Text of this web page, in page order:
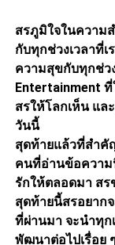
สรภูมิใจในความ
กับทุกช่วงเวลาที่
ความสุขกับทุกช่ว
Entertainment
สรให้โลกเห็น แล
วันนี้
สุดท้ายแล้วที่สำ
คนที่อ่านข้อควา
รักให้ตลอดมา ส
สุดท้ายนี้สรอยาก
ที่ผ่านมา จะนำทุก
พัฒนาต่อไปเรื่อย